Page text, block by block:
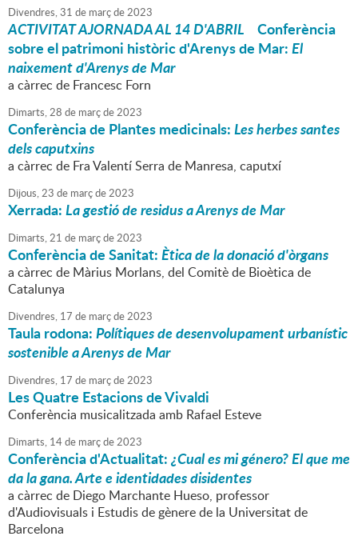
Divendres,31 de marçde2023
ACTIVITAT AJORNADA AL 14 D'ABRIL
Conferència
sobre el patrimoni històric d'Arenys de Mar:El
naixement d'Arenys de Mar
a càrrec de Francesc Forn
Dimarts,28 de marçde2023
Conferència de Plantes medicinals:Les herbes santes
dels caputxins
a càrrec de Fra Valentí Serra de Manresa, caputxí
Dijous,23 de marçde2023
Xerrada:La gestió de residus a Arenys de Mar
Dimarts,21 de marçde2023
Conferència de Sanitat:Ètica de la donació d'òrgans
a càrrec de Màrius Morlans, del Comitè de Bioètica de
Catalunya
Divendres, 17 de marçde2023
Taula rodona:Polítiques de desenvolupament urbanístic
sostenible a Arenys de Mar
Divendres, 17 de marçde2023
Les Quatre Estacions de Vivaldi
Conferència musicalitzada amb Rafael Esteve
Dimarts, 14de marçde2023
Conferència d'Actualitat:¿Cual es mi género? El que me
da la gana. Arte e identidades disidentes
a càrrec de Diego Marchante Hueso, professor
d'Audiovisuals i Estudis de gènere de la Universitat de
Barcelona